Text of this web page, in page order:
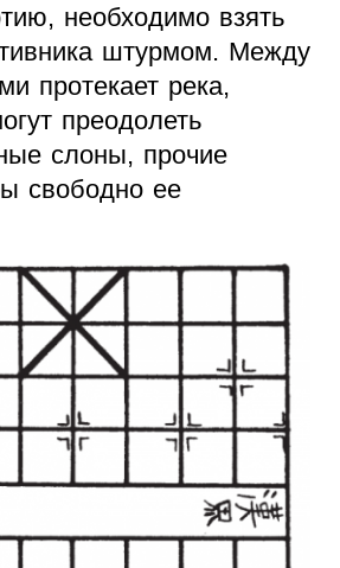
необходимо взять
штурмом. Между
протекает река,
преодолеть
слоны, прочие
свободно ее